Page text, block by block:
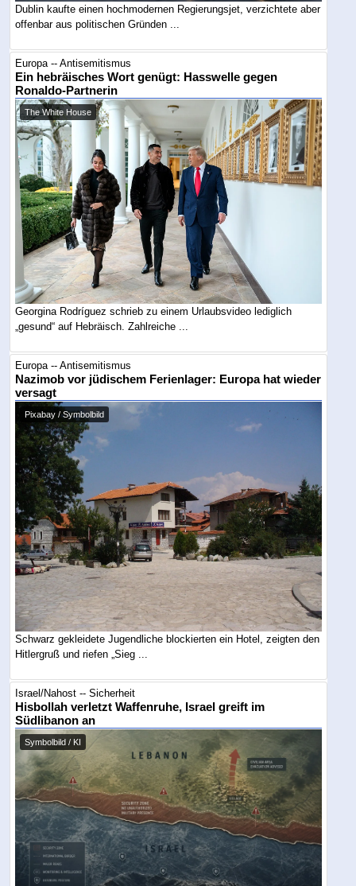
Dublin kaufte einen hochmodernen Regierungsjet, verzichtete aber
offenbar aus politischen Gründen ...
Europa -- Antisemitismus
Ein hebräisches Wort genügt: Hasswelle gegen
Ronaldo-Partnerin
The White House
Georgina Rodríguez schrieb zu einem Urlaubsvideo lediglich
„gesund“ auf Hebräisch. Zahlreiche ...
Europa -- Antisemitismus
Nazimob vor jüdischem Ferienlager: Europa hat wieder
versagt
Pixabay / Symbolbild
Schwarz gekleidete Jugendliche blockierten ein Hotel, zeigten den
Hitlergruß und riefen „Sieg ...
Israel/Nahost -- Sicherheit
Hisbollah verletzt Waffenruhe, Israel greift im
Südlibanon an
Symbolbild / KI